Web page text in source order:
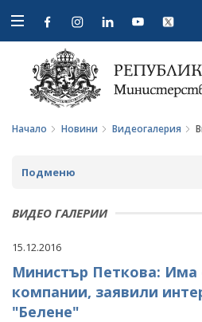
Open
navigation
Начало Новини Видеогалерия
Подменю
НОВИНИ
ПРЕДСТОЯЩИ СЪБИТИЯ
ЗА ОБЩЕСТВЕНО ОБСЪЖДАНЕ
ПРОЕКТИ ЗА ОБЩЕСТВЕНО
ИНТЕРВЮТА
ВИДЕО ГАЛЕРИИ
15.12.2016
Министър Петкова:
компании, заявили
"Белене"